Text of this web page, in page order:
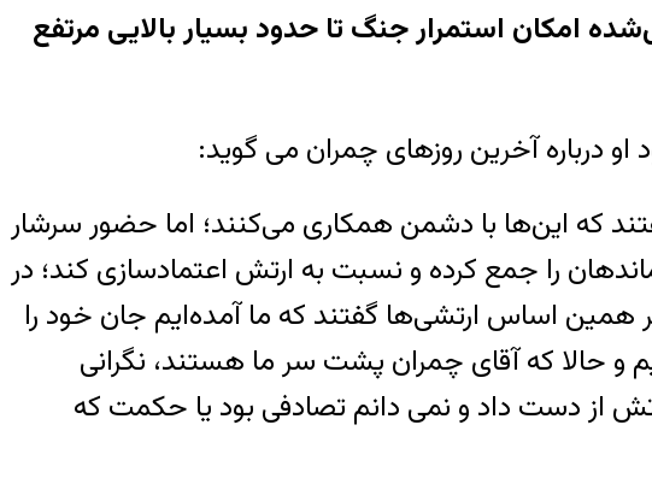
امکان استمرار جنگ تا حدود بسیار بالایی مرتفع
درباره آخرین روزهای چمران می گوید:
که این‌ها با دشمن همکاری می‌کنند؛ اما حضور سرشار
را جمع کرده و نسبت به ارتش اعتمادسازی کند؛ در
اساس ارتشی‌ها گفتند که ما آمده‌ایم جان خود را
و حالا که آقای چمران پشت سر ما هستند، نگرانی
از دست داد و نمی دانم تصادفی بود یا حکمت که